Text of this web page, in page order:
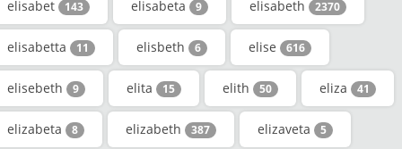
elisabet 143 elisabeta 9 elisabeth 2370
elisabetta 11 elisbeth 6 elise 616
elisebeth 9 elita 15 elith 50 eliza 41
elizabeta 8 elizabeth 387 elizaveta 5